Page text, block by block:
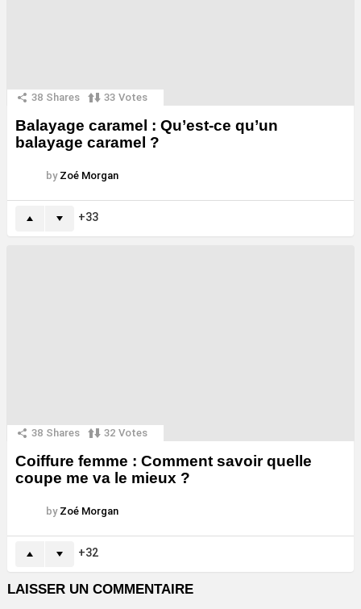
38 Shares 33 Votes
Balayage caramel : Qu’est-ce qu’un
balayage caramel ?
by Zoé Morgan
33
38 Shares 32 Votes
Coiffure femme : Comment savoir quelle
coupe me va le mieux ?
by Zoé Morgan
32
LAISSER UN COMMENTAIRE